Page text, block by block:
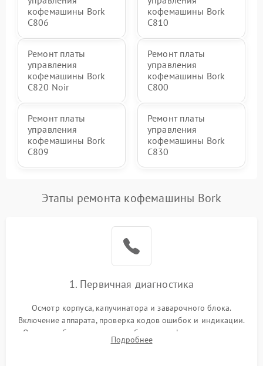
кофемашины Bork
C806
кофемашины Bork
C810
Ремонт платы
управления
кофемашины Bork
C820 Noir
Ремонт платы
управления
кофемашины Bork
C800
Ремонт платы
управления
кофемашины Bork
C809
Ремонт платы
управления
кофемашины Bork
C830
Этапы ремонта кофемашины Bork
1. Первичная диагностика
Осмотр корпуса, капучинатора и заварочного блока.
Включение аппарата, проверка кодов ошибок и индикации.
Оценка работы помпы, термоблока и кофемолки на слух.
Измерение температуры и давления воды для выявления
Подробнее